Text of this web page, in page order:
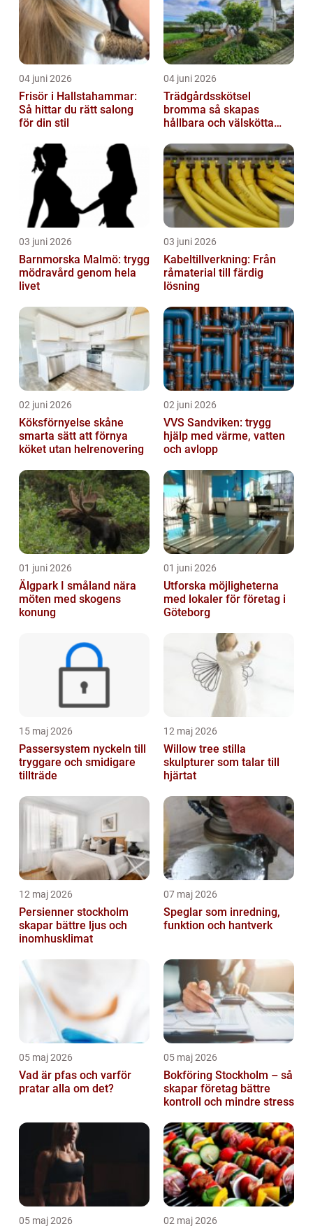
04 juni 2026
Frisör i Hallstahammar:
Så hittar du rätt salong
för din stil
04 juni 2026
Trädgårdsskötsel
bromma så skapas
hållbara och välskötta
03 juni 2026
Barnmorska Malmö: trygg
mödravård genom hela
livet
03 juni 2026
Kabeltillverkning: Från
råmaterial till färdig
lösning
02 juni 2026
Köksförnyelse skåne
smarta sätt att förnya
köket utan helrenovering
02 juni 2026
VVS Sandviken: trygg
hjälp med värme, vatten
och avlopp
01 juni 2026
Älgpark I småland nära
möten med skogens
konung
01 juni 2026
Utforska möjligheterna
med lokaler för företag i
Göteborg
15 maj 2026
Passersystem nyckeln till
tryggare och smidigare
tillträde
12 maj 2026
Willow tree stilla
skulpturer som talar till
hjärtat
12 maj 2026
Persienner stockholm
skapar bättre ljus och
inomhusklimat
07 maj 2026
Speglar som inredning,
funktion och hantverk
05 maj 2026
Vad är pfas och varför
pratar alla om det?
05 maj 2026
Bokföring Stockholm – så
skapar företag bättre
kontroll och mindre stress
05 maj 2026 02 maj 2026